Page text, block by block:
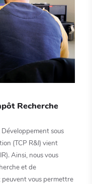
Recherche
sous
(TCP R&I) vient
Ainsi, nous vous
et de
vous permettre